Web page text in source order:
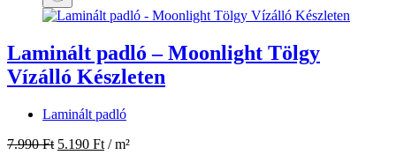
Laminált padló – Moonlight Tölgy
Vízálló Készleten
Laminált padló
7.990Ft 5.190 Ft / m²